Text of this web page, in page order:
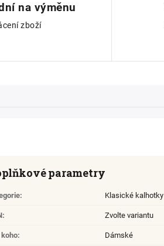
na výměnu
zboží
parametry
: Klasické kalhotky
: Zvolte variantu
: Dámské